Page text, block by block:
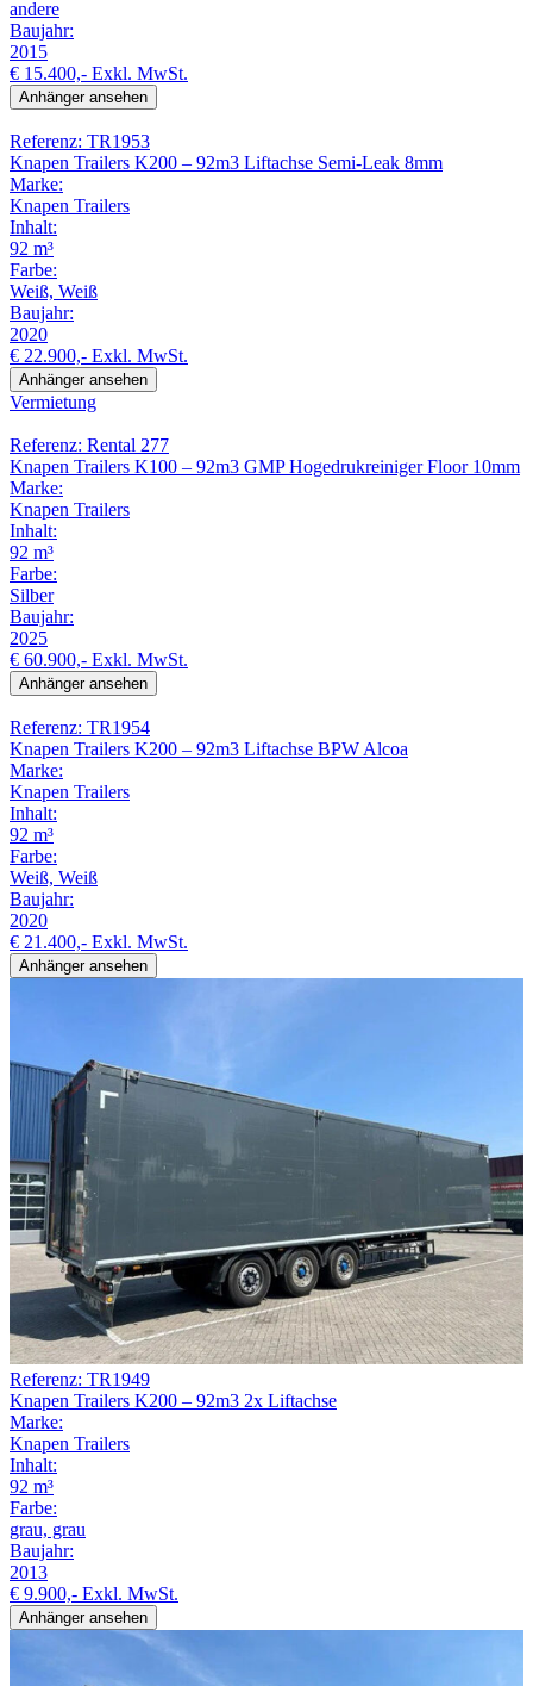
andere
Baujahr:
2015
€ 15.400,- Exkl. MwSt.
Anhänger ansehen
Referenz: TR1953
Knapen Trailers K200 – 92m3 Liftachse Semi-Leak 8mm
Marke:
Knapen Trailers
Inhalt:
92 m³
Farbe:
Weiß, Weiß
Baujahr:
2020
€ 22.900,- Exkl. MwSt.
Anhänger ansehen
Vermietung
Referenz: Rental 277
Knapen Trailers K100 – 92m3 GMP Hogedrukreiniger Floor 10mm
Marke:
Knapen Trailers
Inhalt:
92 m³
Farbe:
Silber
Baujahr:
2025
€ 60.900,- Exkl. MwSt.
Anhänger ansehen
Referenz: TR1954
Knapen Trailers K200 – 92m3 Liftachse BPW Alcoa
Marke:
Knapen Trailers
Inhalt:
92 m³
Farbe:
Weiß, Weiß
Baujahr:
2020
€ 21.400,- Exkl. MwSt.
Anhänger ansehen
Referenz: TR1949
Knapen Trailers K200 – 92m3 2x Liftachse
Marke:
Knapen Trailers
Inhalt:
92 m³
Farbe:
grau, grau
Baujahr:
2013
€ 9.900,- Exkl. MwSt.
Anhänger ansehen